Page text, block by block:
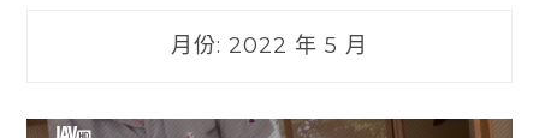
月份: 2022 年 5 月